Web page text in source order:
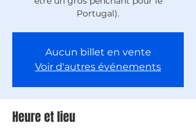
Portugal).
Aucun billet en vente
Voir d'autres événements
Heure et lieu